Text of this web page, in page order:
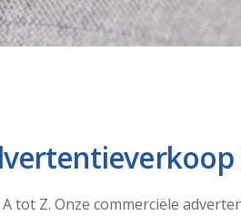
tot Z. Onze commerciële